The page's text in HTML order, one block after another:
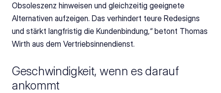
Obsoleszenz hinweisen und gleichzeitig geeignete
Alternativen aufzeigen. Das verhindert teure Redesigns
und stärkt langfristig die Kundenbindung,“ betont Thomas
Wirth aus dem Vertriebsinnendienst.
Geschwindigkeit, wenn es darauf
ankommt